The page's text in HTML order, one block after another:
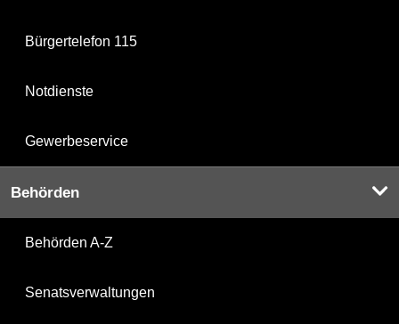
Bürgertelefon 115
Notdienste
Gewerbeservice
Behörden
Behörden A-Z
Senatsverwaltungen